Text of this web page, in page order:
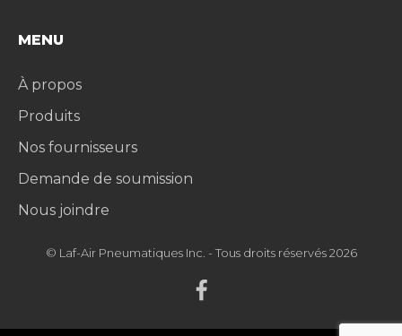
MENU
À propos
Produits
Nos fournisseurs
Demande de soumission
Nous joindre
© Laf-Air Pneumatiques Inc. - Tous droits réservés 2026